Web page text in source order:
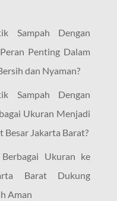
Sampah Dengan
Penting Dalam
dan Nyaman?
Sampah Dengan
Ukuran Menjadi
Besar Jakarta Barat?
Ukuran ke
Barat Dukung
Aman